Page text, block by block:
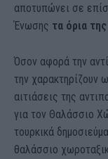
αποτυπώνει σε
Ένωσης τα όρια
Όσον αφορά την
την χαρακτηρίζουν
αιτιάσεις της
για τον Θαλάσσιο
τουρκικά
θαλάσσιο